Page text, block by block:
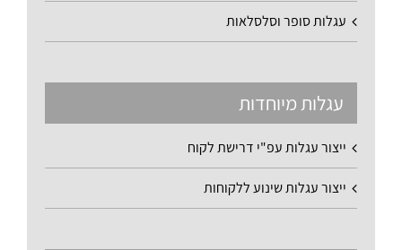
עגלות סופר וסלסלאות
עגלות מיוחדות
ייצור עגלות עפ"י דרישת לקוח
ייצור עגלות שינוע ללקוחות